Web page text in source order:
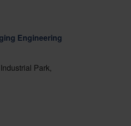
Engineering
Park,